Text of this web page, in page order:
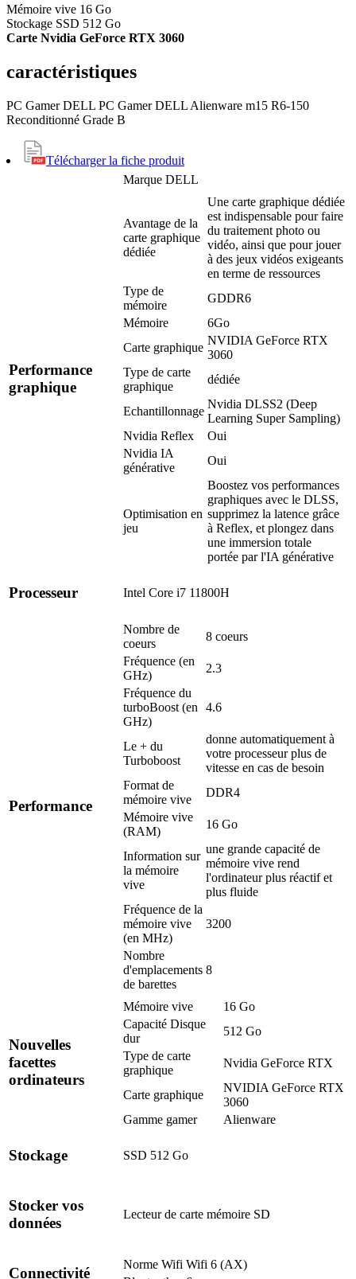
Mémoire vive 16 Go
Stockage SSD 512 Go
Carte Nvidia GeForce RTX 3060
caractéristiques
PC Gamer DELL PC Gamer DELL Alienware m15 R6-150
Reconditionné Grade B
Télécharger la fiche produit
Marque DELL
Performance
graphique
Avantage de la
carte graphique
dédiée
Une carte graphique dédiée
est indispensable pour faire
du traitement photo ou
vidéo, ainsi que pour jouer
à des jeux vidéos exigeants
en terme de ressources
Type de
mémoire
GDDR6
Mémoire
6Go
Carte graphique
NVIDIA GeForce RTX
3060
Type de carte
graphique
dédiée
Echantillonnage
Nvidia DLSS2 (Deep
Learning Super Sampling)
Nvidia Reflex
Oui
Nvidia IA
générative
Oui
Optimisation en
jeu
Boostez vos performances
graphiques avec le DLSS,
supprimez la latence grâce
à Reflex, et plongez dans
une immersion totale
portée par l'IA générative
Processeur Intel Core i7 11800H
Performance
Nombre de
coeurs
8 coeurs
Fréquence (en
GHz)
2.3
Fréquence du
turboBoost (en
GHz)
4.6
Le + du
Turboboost
donne automatiquement à
votre processeur plus de
vitesse en cas de besoin
Format de
mémoire vive
DDR4
Mémoire vive
(RAM)
16 Go
Information sur
la mémoire
vive
une grande capacité de
mémoire vive rend
l'ordinateur plus réactif et
plus fluide
Fréquence de la
mémoire vive
(en MHz)
3200
Nombre
d'emplacements
de barettes
8
Nouvelles
facettes
ordinateurs
Mémoire vive
16 Go
Capacité Disque
dur
512 Go
Type de carte
graphique
Nvidia GeForce RTX
Carte graphique
NVIDIA GeForce RTX
3060
Gamme gamer
Alienware
Stockage SSD 512 Go
Stocker vos
données
Lecteur de carte mémoire SD
Connectivité
Norme Wifi Wifi 6 (AX)